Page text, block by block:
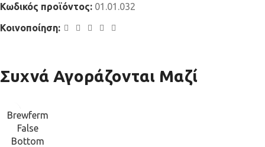
Κωδικός προϊόντος: 01.01.032
Κοινοποίηση:
Συχνά Αγοράζονται Μαζί
Brewferm
False
Bottom